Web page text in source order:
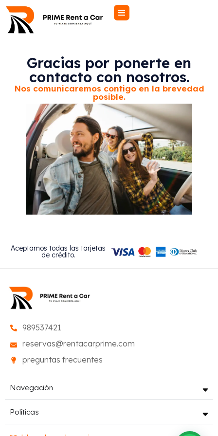
Gracias por ponerte en
contacto con nosotros.
Nos comunicaremos contigo en la brevedad
posible.
Aceptamos todas las tarjetas
de crédito.
989537421
reservas@rentacarprime.com
preguntas frecuentes
Navegación
Políticas